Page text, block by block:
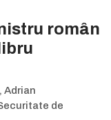
român
Adrian
de